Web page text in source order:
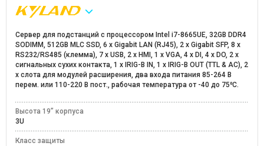
Сервер для подстанций с процессором Intel i7-8665UE, 32GB DDR4
SODIMM, 512GB MLC SSD, 6 x Gigabit LAN (RJ45), 2 x Gigabit SFP, 8 x
RS232/RS485 (клемма), 7 x USB, 2 x HMI, 1 x VGA, 4 x DI, 4 x DO, 2 x
сигнальных сухих контакта, 1 x IRIG-B IN, 1 x IRIG-B OUT (TTL & AC), 2
x слота для модулей расширения, два входа питания 85-264 В
перем. или 110-220 В пост., рабочая температура от -40 до 75⁰C.
Высота 19” корпуса
3U
Класс защиты